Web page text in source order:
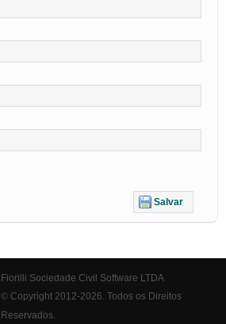
Salvar
Fiorilli Sociedade Civil Software LTDA
© Copyright 2012-2026. Todos os Direitos
Reservados.